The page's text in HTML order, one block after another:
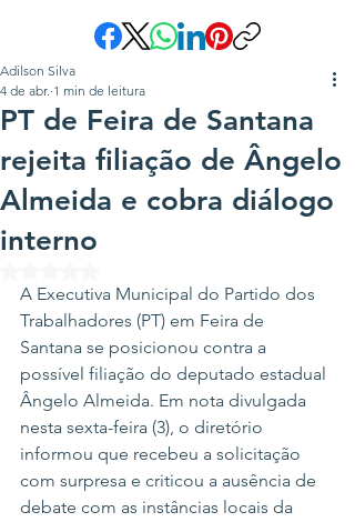
PT de Feira de Santana
rejeita filiação de Ângelo
Almeida e cobra diálogo
interno
Adilson Silva
4 de abr. 1 min de leitura
A Executiva Municipal do Partido dos
Trabalhadores (PT) em Feira de
Santana se posicionou contra a
possível filiação do deputado estadual
Ângelo Almeida. Em nota divulgada
nesta sexta-feira (3), o diretório
informou que recebeu a solicitação
com surpresa e criticou a ausência de
debate com as instâncias locais da